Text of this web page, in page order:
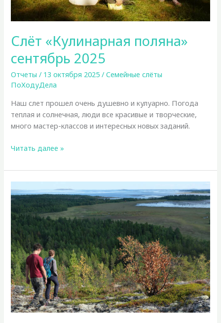
Слёт «Кулинарная поляна»
сентябрь 2025
Отчеты / 13 октября 2025/Семейные слёты
ПоХодуДела
Наш слет прошел очень душевно и кулуарно. Погода
теплая и солнечная, люди все красивые и творческие,
много мастер-классов и интересных новых заданий.
Слёт
поляна»
сентябрь
2025
Читать далее »